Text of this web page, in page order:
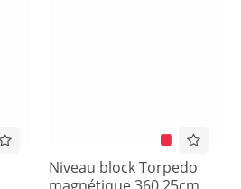
Niveau block Torpedo